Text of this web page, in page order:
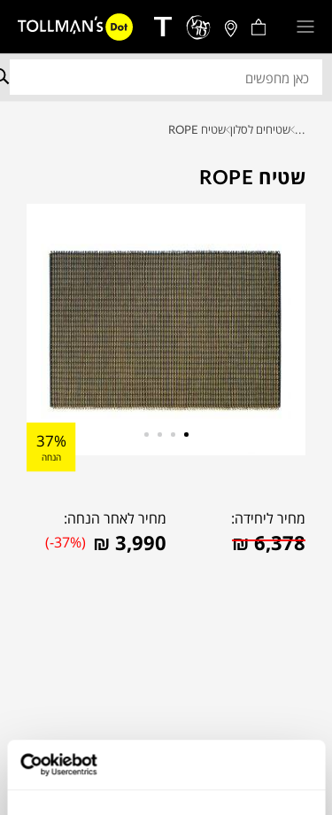
... שטיחים לסלון שטיח ROPE
שטיח ROPE
37%
הנחה
מחיר ליחידה:
₪6,378
מחיר לאחר הנחה:
₪ 3,990
(-37%)